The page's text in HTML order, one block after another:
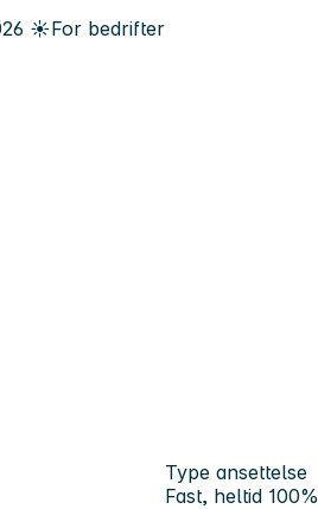
☀️For bedrifter
Type ansettelse
Fast, heltid 100%